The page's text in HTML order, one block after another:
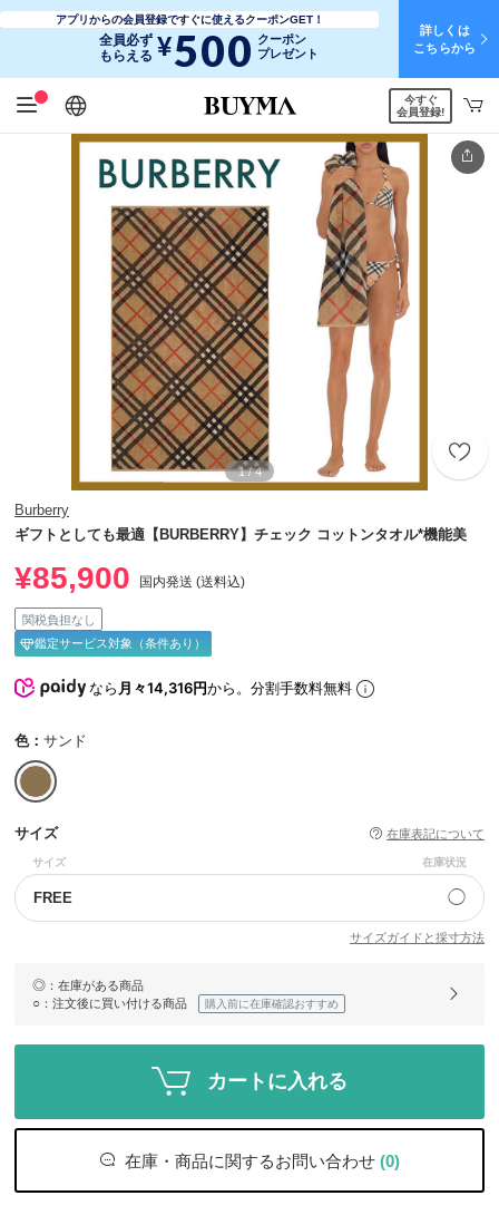
アプリからの会員登録ですぐに使えるクーポンGET！
全員必ず
もらえる ¥500 クーポン
プレゼント
詳しくは
こちらから
日本語
English
简体中文
繁體中文
今すぐ
会員登録!
1 / 4
Burberry
ギフトとしても最適【BURBERRY】チェック コットンタオル*機能美
¥85,900 国内発送 (送料込)
関税負担なし
鑑定サービス対象（条件あり）
なら月々14,316円から。分割手数料無料
色： サンド
サイズ 在庫表記について
サイズ 在庫状況
FREE ◯
サイズガイドと採寸方法
◎ ：在庫がある商品
○ ：注文後に買い付ける商品 購入前に在庫確認おすすめ
カートに入れる
在庫・商品に関するお問い合わせ (0)